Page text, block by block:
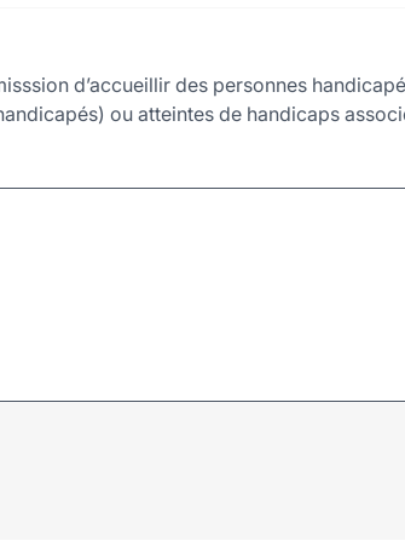
d’accueillir des personnes
ou atteintes de handicaps